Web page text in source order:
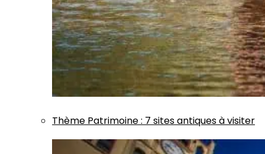
Thème Patrimoine: 7 sites antiques à visiter